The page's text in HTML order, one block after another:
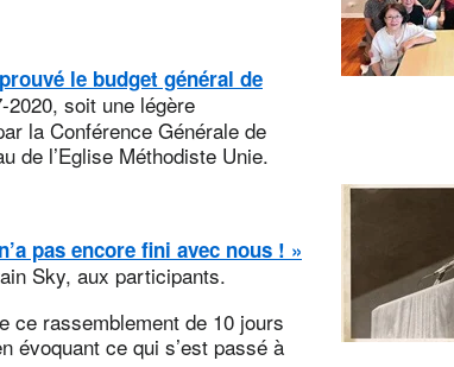
le budget général de
2020, soit une légère
la Conférence Générale de
de l’Eglise Méthodiste Unie.
pas encore fini avec nous ! »
Sky, aux participants.
ce rassemblement de 10 jours
évoquant ce qui s’est passé à